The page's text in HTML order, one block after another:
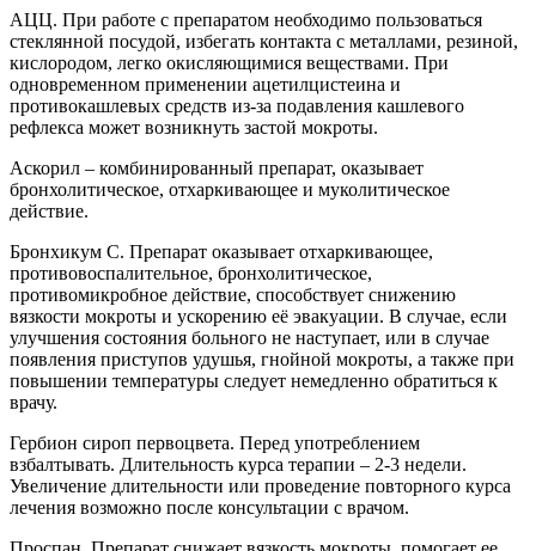
АЦЦ. При работе с препаратом необходимо пользоваться
стеклянной посудой, избегать контакта с металлами, резиной,
кислородом, легко окисляющимися веществами. При
одновременном применении ацетилцистеина и
противокашлевых средств из-за подавления кашлевого
рефлекса может возникнуть застой мокроты.
Аскорил – комбинированный препарат, оказывает
бронхолитическое, отхаркивающее и муколитическое
действие.
Бронхикум С. Препарат оказывает отхаркивающее,
противовоспалительное, бронхолитическое,
противомикробное действие, способствует снижению
вязкости мокроты и ускорению её эвакуации. В случае, если
улучшения состояния больного не наступает, или в случае
появления приступов удушья, гнойной мокроты, а также при
повышении температуры следует немедленно обратиться к
врачу.
Гербион сироп первоцвета. Перед употреблением
взбалтывать. Длительность курса терапии – 2-3 недели.
Увеличение длительности или проведение повторного курса
лечения возможно после консультации с врачом.